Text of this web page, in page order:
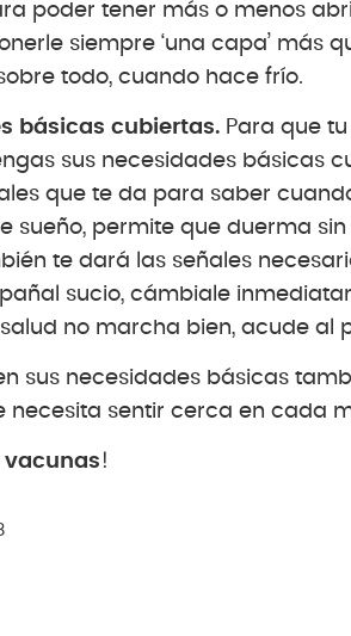
poder tener más o menos
siempre ‘una capa’ más
todo, cuando hace frío.
básicas cubiertas. Para que
sus necesidades básicas
que te da para saber
sueño, permite que duerma
te dará las señales
sucio, cámbiale
no marcha bien, acude al
sus necesidades básicas
necesita sentir cerca en cada
vacunas !